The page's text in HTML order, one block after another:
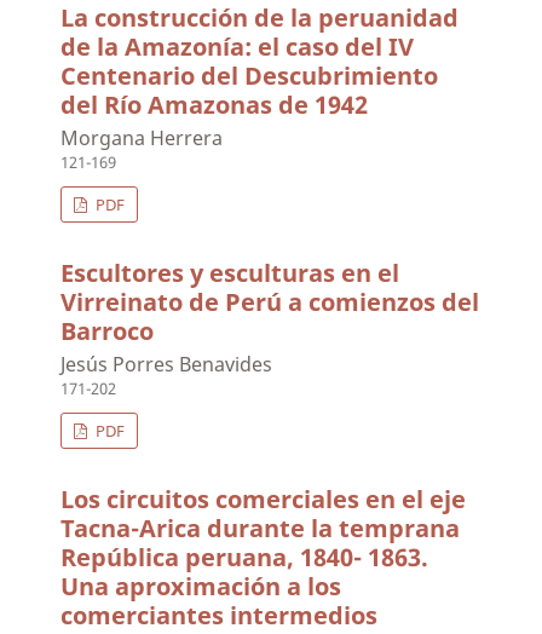
La construcción de la peruanidad
de la Amazonía: el caso del IV
Centenario del Descubrimiento
del Río Amazonas de 1942
Morgana Herrera
121-169
PDF
Escultores y esculturas en el
Virreinato de Perú a comienzos del
Barroco
Jesús Porres Benavides
171-202
PDF
Los circuitos comerciales en el eje
Tacna-Arica durante la temprana
República peruana, 1840- 1863.
Una aproximación a los
comerciantes intermedios